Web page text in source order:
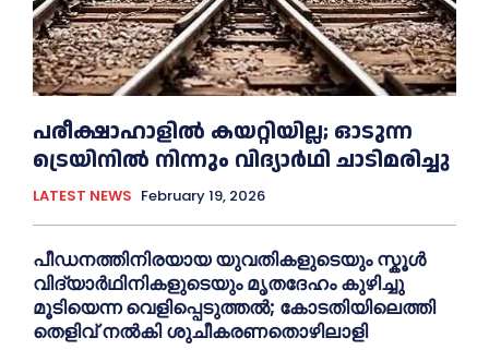
പരീക്ഷാഹാളിൽ കയറ്റിയില്ല; ഓടുന്ന
ട്രെയിനിൽ നിന്നും വിദ്യാർഥി ചാടിമരിച്ചു
LATEST NEWS February 19, 2026
പീഡനത്തിനിരയായ യുവതികളുടെയും സ്കൂൾ
വിദ്യാർഥിനികളുടെയും മൃതദേഹം കുഴിച്ചു
മൂടിയെന്ന വെളിപ്പെടുത്തൽ; കോടതിയിലെത്തി
തെളിവ് നൽകി ശുചീകരണതൊഴിലാളി